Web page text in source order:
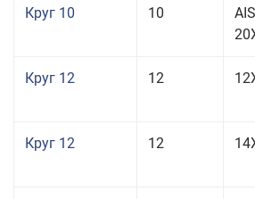
Круг 10 10
Круг 12 12
Круг 12 12